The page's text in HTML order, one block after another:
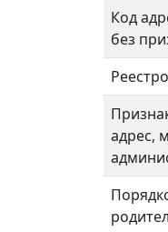
Код
без
адрес,